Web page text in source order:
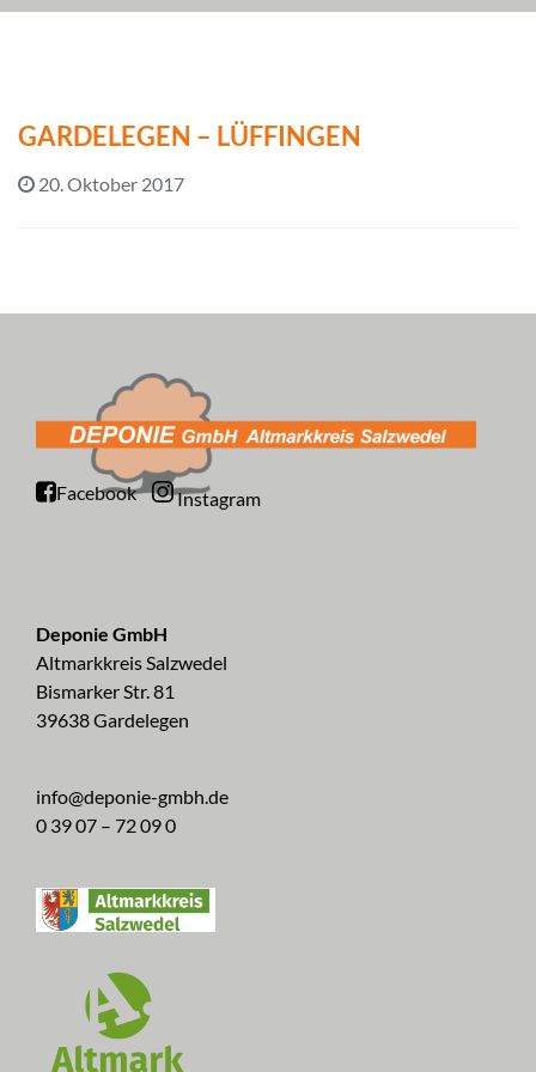
GARDELEGEN – LÜFFINGEN
20. Oktober 2017
Facebook Instagram
Deponie GmbH
Altmarkkreis Salzwedel
Bismarker Str. 81
39638 Gardelegen
info@deponie-gmbh.de
0 39 07 – 72 09 0